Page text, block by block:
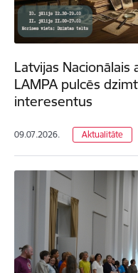
Latvijas
LAMPA pulcēs
interesentus
09.07.2026. Aktualitāte